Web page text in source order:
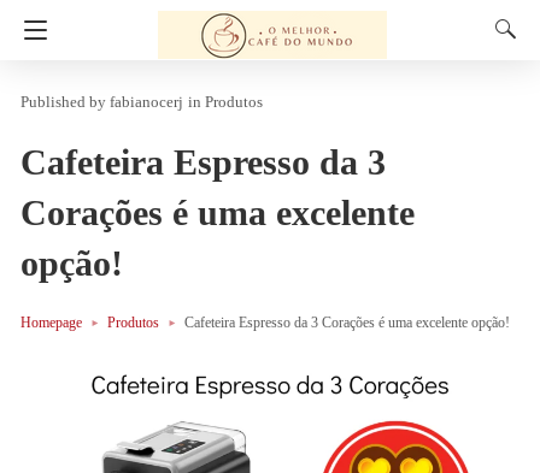
fabianocerj in Produtos
Cafeteira Espresso da 3
Corações é uma excelente
opção!
Homepage Produtos Cafeteira Espresso da 3 Corações é uma excelente opção!